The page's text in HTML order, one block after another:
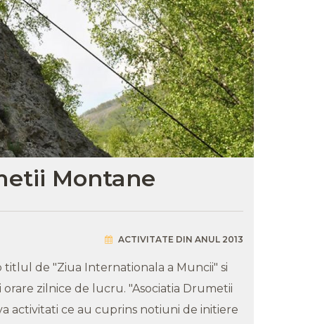
Montane
ACTIVITATE DIN ANUL 2013
titlul de "Ziua Internationala a Muncii" si
zilnice de lucru. "Asociatia Drumetii
activitati ce au cuprins notiuni de initiere